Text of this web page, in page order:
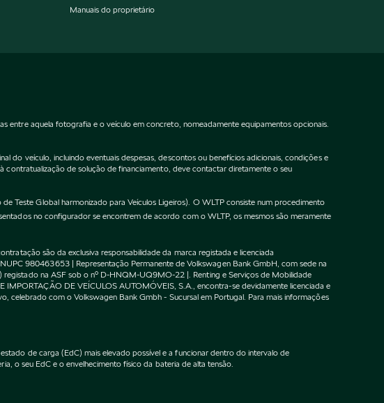
Manuais do proprietário
aquela fotografia e o veículo em concreto, nomeadamente equipamentos opcionais.
do veículo, incluindo eventuais despesas, descontos ou benefícios adicionais, condições e
contratualização de solução de financiamento, deve contactar diretamente o seu
Teste Global harmonizado para Veículos Ligeiros). O WLTP consiste num procedimento
no configurador se encontrem de acordo com o WLTP, os mesmos são meramente
são da exclusiva responsabilidade da marca registada e licenciada
980463653 | Representação Permanente de Volkswagen Bank GmbH, com sede na
na ASF sob o nº D-HNQM-UQ9MO-22 |. Renting e Serviços de Mobilidade
DE VEÍCULOS AUTOMÓVEIS, S.A., encontra-se devidamente licenciada e
celebrado com o Volkswagen Bank Gmbh - Sucursal em Portugal. Para mais informações
de carga (EdC) mais elevado possível e a funcionar dentro do intervalo de
o seu EdC e o envelhecimento físico da bateria de alta tensão.